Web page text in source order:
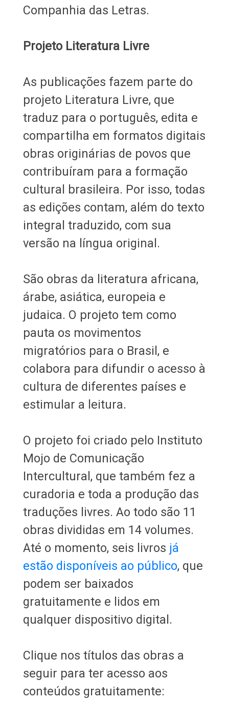
Companhia das Letras.
Projeto Literatura Livre
As publicações fazem parte do
projeto Literatura Livre, que
traduz para o português, edita e
compartilha em formatos digitais
obras originárias de povos que
contribuíram para a formação
cultural brasileira. Por isso, todas
as edições contam, além do texto
integral traduzido, com sua
versão na língua original.
São obras da literatura africana,
árabe, asiática, europeia e
judaica. O projeto tem como
pauta os movimentos
migratórios para o Brasil, e
colabora para difundir o acesso à
cultura de diferentes países e
estimular a leitura.
O projeto foi criado pelo Instituto
Mojo de Comunicação
Intercultural, que também fez a
curadoria e toda a produção das
traduções livres. Ao todo são 11
obras divididas em 14 volumes.
Até o momento, seis livros já
estão disponíveis ao público, que
podem ser baixados
gratuitamente e lidos em
qualquer dispositivo digital.
Clique nos títulos das obras a
seguir para ter acesso aos
conteúdos gratuitamente: